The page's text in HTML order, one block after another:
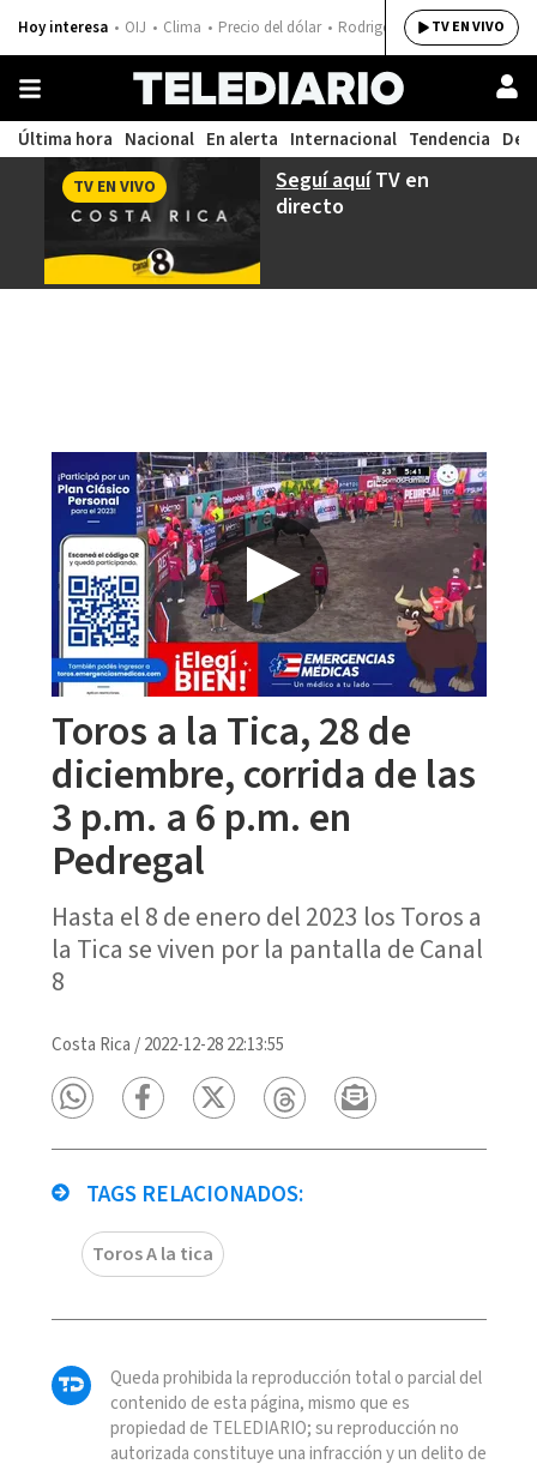
Hoy interesa OIJ Clima Precio del dólar Rodrigo ChavesTV EN VIVO
Última hora Nacional En alerta Internacional Tendencia
Seguí aquíTV en
directo
TV EN VIVO
Toros a la Tica, 28 de
diciembre, corrida de las
3 p.m. a 6 p.m. en
Pedregal
Hasta el 8 de enero del 2023 los Toros a
la Tica se viven por la pantalla de Canal
8
Costa Rica /2022-12-28 22:13:55
TAGS RELACIONADOS:
Toros A la tica
Queda prohibida la reproducción total o parcial del
contenido de esta página, mismo que es
propiedad de TELEDIARIO; su reproducción no
autorizada constituye una infracción y un delito de